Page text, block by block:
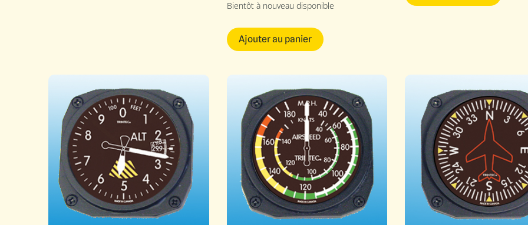
Bientôt à nouveau disponible
Ajouter au panier